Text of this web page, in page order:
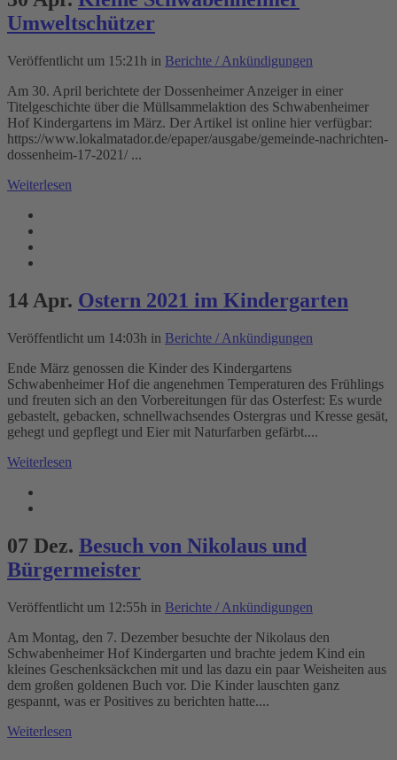
Umweltschützer
Veröffentlicht um 15:21h in Berichte / Ankündigungen
Am 30. April berichtete der Dossenheimer Anzeiger in einer
Titelgeschichte über die Müllsammelaktion des Schwabenheimer
Hof Kindergartens im März. Der Artikel ist online hier verfügbar:
https://www.lokalmatador.de/epaper/ausgabe/gemeinde-nachrichten-
dossenheim-17-2021/ ...
Weiterlesen
14 Apr. Ostern 2021 im Kindergarten
Veröffentlicht um 14:03h in Berichte / Ankündigungen
Ende März genossen die Kinder des Kindergartens
Schwabenheimer Hof die angenehmen Temperaturen des Frühlings
und freuten sich an den Vorbereitungen für das Osterfest: Es wurde
gebastelt, gebacken, schnellwachsendes Ostergras und Kresse gesät,
gehegt und gepflegt und Eier mit Naturfarben gefärbt....
Weiterlesen
07 Dez. Besuch von Nikolaus und
Bürgermeister
Veröffentlicht um 12:55h in Berichte / Ankündigungen
Am Montag, den 7. Dezember besuchte der Nikolaus den
Schwabenheimer Hof Kindergarten und brachte jedem Kind ein
kleines Geschenksäckchen mit und las dazu ein paar Weisheiten aus
dem großen goldenen Buch vor. Die Kinder lauschten ganz
gespannt, was er Positives zu berichten hatte....
Weiterlesen